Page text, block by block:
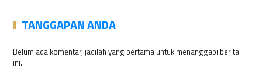
TANGGAPAN ANDA
Belum ada komentar, jadilah yang pertama untuk menanggapi berita
ini.